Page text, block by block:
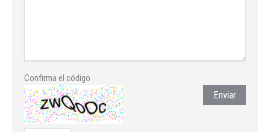
Confirma el código
Enviar